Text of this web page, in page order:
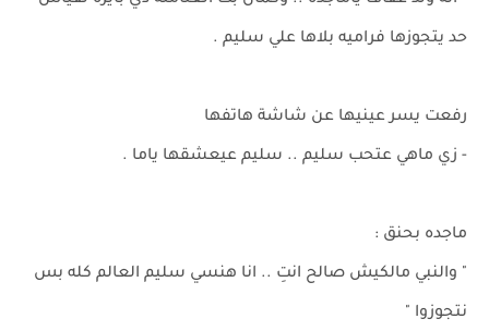
حد يتجوزها فراميه بلاها علي سليم .
رفعت يسر عينيها عن شاشة هاتفها
- زي ماهي عتحب سليم .. سليم عيعشقها ياما .
ماجده بحنق :
" والنبي مالكيش صالح انتِ .. انا هنسي سليم العالم كله بس
نتجوزوا "